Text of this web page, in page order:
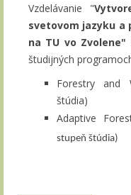
Vzdelávanie "
svetovom jazyku a
na TU vo Zvolene"
študijných
Forestry and
štúdia)
Adaptive
stupeň štúdia)